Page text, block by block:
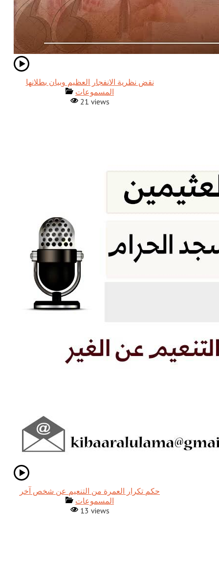
نقض نظرية الانفجار العظيم وبيان بطلانها
المسموعات
21 views
حكم تكرار العمرة من التنعيم عن شخص آخر
المسموعات
13 views